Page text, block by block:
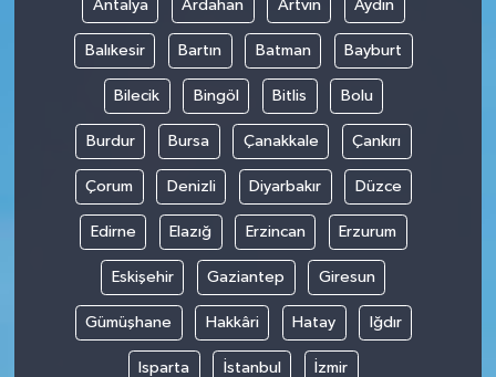
Antalya Ardahan Artvin Aydın
Balıkesir Bartın Batman Bayburt
Bilecik Bingöl Bitlis Bolu
Burdur Bursa Çanakkale Çankırı
Çorum Denizli Diyarbakır Düzce
Edirne Elazığ Erzincan Erzurum
Eskişehir Gaziantep Giresun
Gümüşhane Hakkâri Hatay Iğdır
Isparta İstanbul İzmir